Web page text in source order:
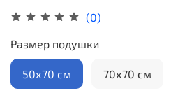
(0)
Размер подушки
50х70 см 70х70 см